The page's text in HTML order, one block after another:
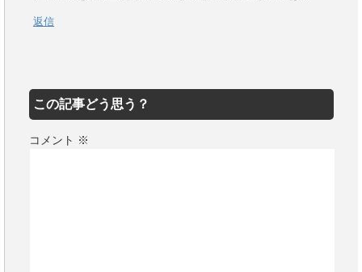
返信
この記事どう思う？
コメント ※